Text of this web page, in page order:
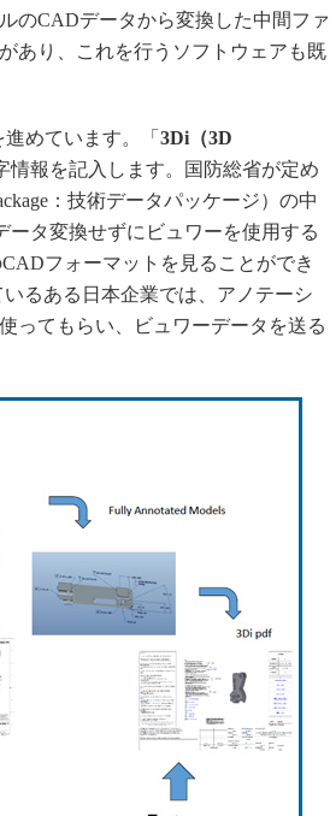
のCADデータから変換した中間ファ
あり、これを行うソフトウェアも既
めています。「 3Di（3D
情報を記入します。国防総省が定め
：技術データパッケージ）の中
ータ変換せずにビュワーを使用する
フォーマットを見ることができ
るある日本企業では、アノテーシ
ってもらい、ビュワーデータを送る